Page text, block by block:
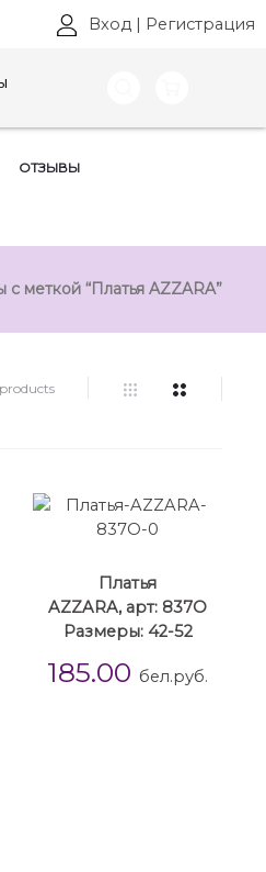
Вход | Регистрация
ОТЗЫВЫ
с меткой “Платья AZZARA”
Платья
AZZARA, арт: 837О
Размеры: 42-52
185.00 бел.руб.